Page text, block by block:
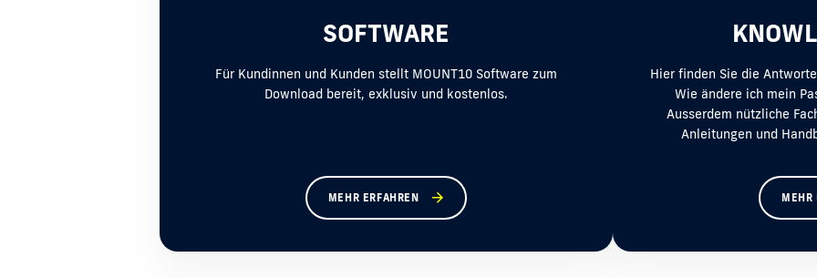
SOFTWARE
Für Kundinnen und Kunden stellt MOUNT10 Software zum
Download bereit, exklusiv und kostenlos.
MEHR ERFAHREN
Hier finden Sie die
Wie ändere ich mein
Ausserdem nützliche
Anleitungen und
MEHR